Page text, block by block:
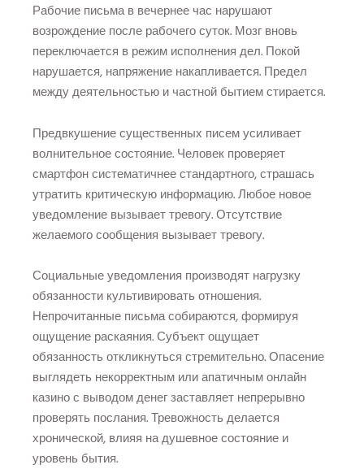
Рабочие письма в вечернее час нарушают
возрождение после рабочего суток. Мозг вновь
переключается в режим исполнения дел. Покой
нарушается, напряжение накапливается. Предел
между деятельностью и частной бытием стирается.
Предвкушение существенных писем усиливает
волнительное состояние. Человек проверяет
смартфон систематичнее стандартного, страшась
утратить критическую информацию. Любое новое
уведомление вызывает тревогу. Отсутствие
желаемого сообщения вызывает тревогу.
Социальные уведомления производят нагрузку
обязанности культивировать отношения.
Непрочитанные письма собираются, формируя
ощущение раскаяния. Субъект ощущает
обязанность откликнуться стремительно. Опасение
выглядеть некорректным или апатичным онлайн
казино с выводом денег заставляет непрерывно
проверять послания. Тревожность делается
хронической, влияя на душевное состояние и
уровень бытия.